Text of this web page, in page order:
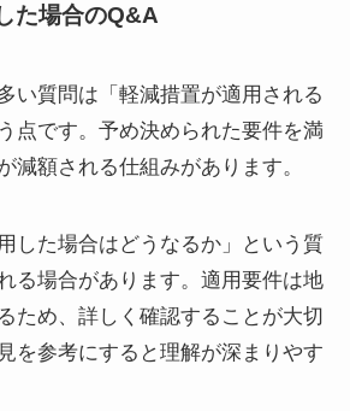
た場合のQ&A
い質問は「軽減措置が適用される
点です。予め決められた要件を満
減額される仕組みがあります。
した場合はどうなるか」という質
る場合があります。適用要件は地
ため、詳しく確認することが大切
を参考にすると理解が深まりやす